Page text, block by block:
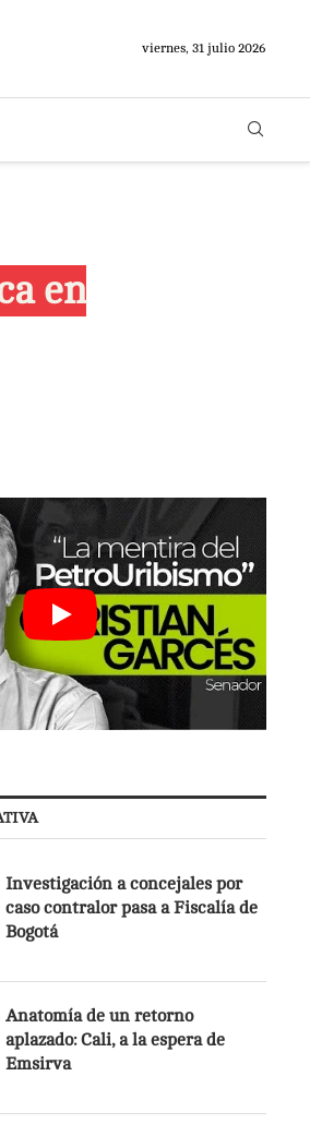
viernes, 31 julio 2026
en
Investigación a concejales por
caso contralor pasa a Fiscalía de
Bogotá
Anatomía de un retorno
aplazado: Cali, a la espera de
Emsirva